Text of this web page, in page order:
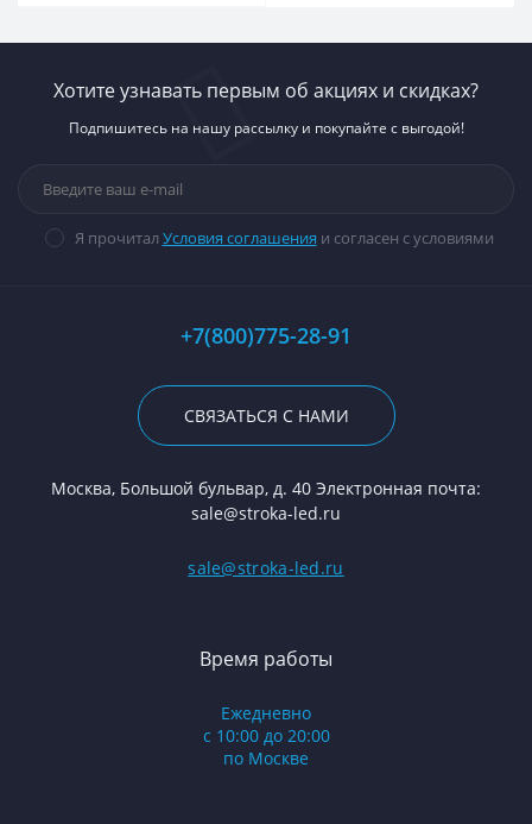
Хотите узнавать первым об акциях и скидках?
Подпишитесь на нашу рассылку и покупайте с выгодой!
Я прочитал Условия соглашения и согласен с условиями
+7(800)775-28-91
СВЯЗАТЬСЯ С НАМИ
Москва, Большой бульвар, д. 40 Электронная почта:
sale@stroka-led.ru
sale@stroka-led.ru
Время работы
Ежедневно
с 10:00 до 20:00
по Москве